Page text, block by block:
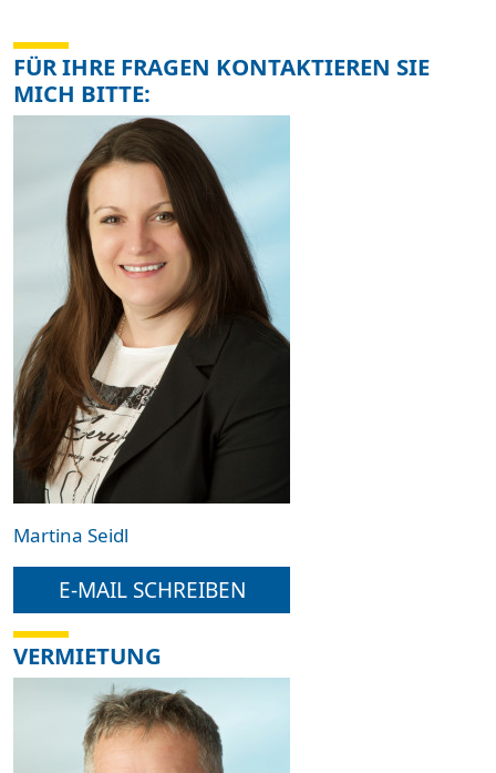
FÜR IHRE FRAGEN KONTAKTIEREN SIE
MICH BITTE:
Martina Seidl
E-MAIL SCHREIBEN
VERMIETUNG